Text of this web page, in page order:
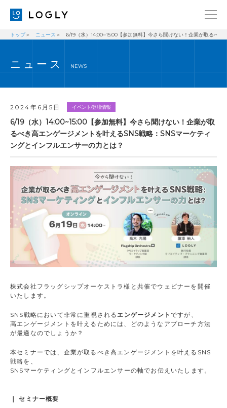
経営理念
ブログ
採用情報
IR
お問い合わせ
トップ ニュース 6/19（水）14:00~15:00【参加無料】今さら聞けない！企業が取るべ
ニュース NEWS
2024年6月5日 イベント/登壇情報
6/19（水）14:00~15:00【参加無料】今さら聞けない！企業が取
るべき高エンゲージメントを叶えるSNS戦略：SNSマーケティ
ングとインフルエンサーの力とは？
株式会社フラッグシップオーケストラ様と共催でウェビナーを開催
いたします。
SNS戦略において非常に重視される エンゲージメントですが、
高エンゲージメントを叶えるためには、どのようなアプローチ方法
が最適なのでしょうか？
本セミナーでは、企業が取るべき高エンゲージメントを叶えるSNS
戦略を、
SNSマーケティングとインフルエンサーの軸でお伝えいたします。
｜ セミナー概要